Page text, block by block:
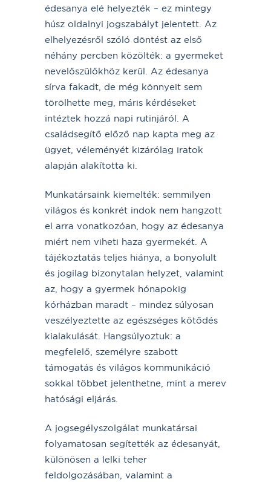
édesanya elé helyezték – ez mintegy
húsz oldalnyi jogszabályt jelentett. Az
elhelyezésről szóló döntést az első
néhány percben közölték: a gyermeket
nevelőszülőkhöz kerül. Az édesanya
sírva fakadt, de még könnyeit sem
törölhette meg, máris kérdéseket
intéztek hozzá napi rutinjáról. A
családsegítő előző nap kapta meg az
ügyet, véleményét kizárólag iratok
alapján alakította ki.
Munkatársaink kiemelték: semmilyen
világos és konkrét indok nem hangzott
el arra vonatkozóan, hogy az édesanya
miért nem viheti haza gyermekét. A
tájékoztatás teljes hiánya, a bonyolult
és jogilag bizonytalan helyzet, valamint
az, hogy a gyermek hónapokig
kórházban maradt – mindez súlyosan
veszélyeztette az egészséges kötődés
kialakulását. Hangsúlyoztuk: a
megfelelő, személyre szabott
támogatás és világos kommunikáció
sokkal többet jelenthetne, mint a merev
hatósági eljárás.
A jogsegélyszolgálat munkatársai
folyamatosan segítették az édesanyát,
különösen a lelki teher
feldolgozásában, valamint a